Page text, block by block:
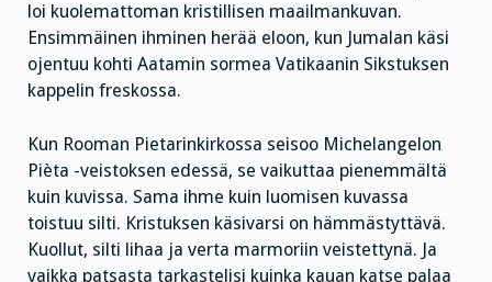
loi kuolemattoman kristillisen maailmankuvan.
Ensimmäinen ihminen herää eloon, kun Jumalan käsi
ojentuu kohti Aatamin sormea Vatikaanin Sikstuksen
kappelin freskossa.
Kun Rooman Pietarinkirkossa seisoo Michelangelon
Pièta -veistoksen edessä, se vaikuttaa pienemmältä
kuin kuvissa. Sama ihme kuin luomisen kuvassa
toistuu silti. Kristuksen käsivarsi on hämmästyttävä.
Kuollut, silti lihaa ja verta marmoriin veistettynä. Ja
vaikka patsasta tarkastelisi kuinka kauan katse palaa